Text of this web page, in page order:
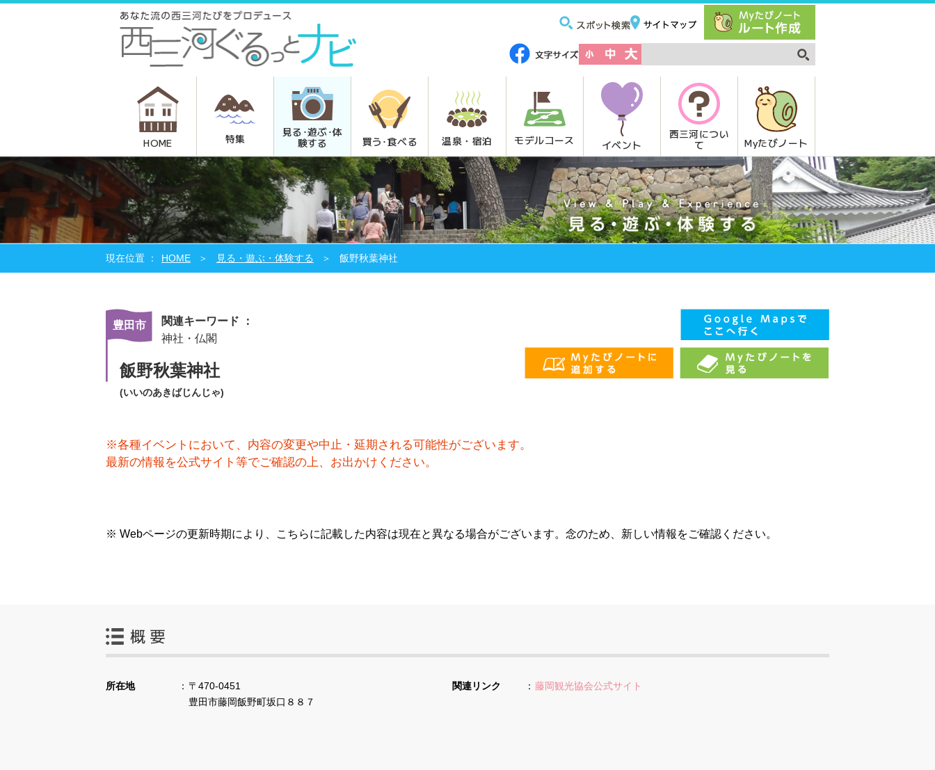
HOME 特集
見る･遊ぶ･体
験する
買う･食べる 温泉・宿泊 モデルコース イベント
西三河につい
て
Myたびノート
HOME 見る・遊ぶ・体験する 飯野秋葉神社
豊田市
関連キーワード ：
神社・仏閣
飯野秋葉神社
(いいのあきばじんじゃ)
※各種イベントにおいて、内容の変更や中止・延期される可能性がございます。
最新の情報を公式サイト等でご確認の上、お出かけください。
※ Webページの更新時期により、こちらに記載した内容は現在と異なる場合がございます。念のため、新しい情報をご確認ください。
所在地
〒470-0451
豊田市藤岡飯野町坂口８８７
関連リンク 藤岡観光協会公式サイト